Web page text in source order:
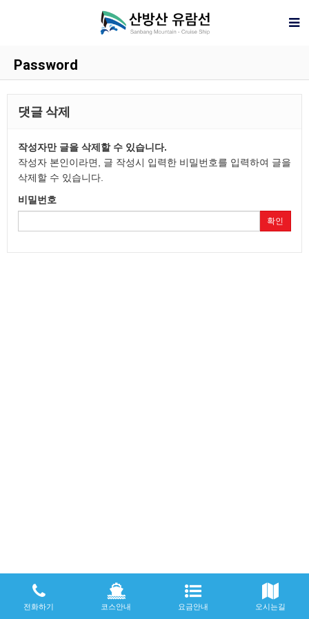
Password
댓글 삭제
작성자만 글을 삭제할 수 있습니다.
작성자 본인이라면, 글 작성시 입력한 비밀번호를 입력하여 글을
삭제할 수 있습니다.
비밀번호
확인
전화하기 코스안내 요금안내 오시는길